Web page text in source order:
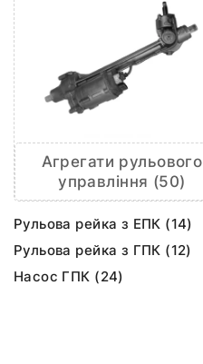
Агрегати рульового
управління (50)
Рульова рейка з ЕПК (14)
Рульова рейка з ГПК (12)
Насос ГПК (24)